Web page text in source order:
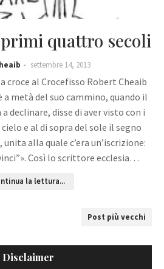
quattro secoli
settembre 14, 2013
croce al Crocefisso Robert Cheaib
a metà del suo cammino, quando il
declinare, disse di aver visto con i
e al di sopra del sole il segno
alla quale c’era un’iscrizione:
Così lo scrittore ecclesia…
la lettura...
Post più vecchi
Disclaimer